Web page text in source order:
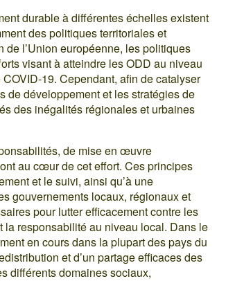
durable à différentes échelles existent
des politiques territoriales et
l’Union européenne, les politiques
visant à atteindre les ODD au niveau
19. Cependant, afin de catalyser
de développement et les stratégies de
des inégalités régionales et urbaines
de mise en œuvre
au cœur de cet effort. Ces principes
et le suivi, ainsi qu’à une
gouvernements locaux, régionaux et
pour lutter efficacement contre les
responsabilité au niveau local. Dans le
en cours dans la plupart des pays du
et d’un partage efficaces des
différents domaines sociaux,